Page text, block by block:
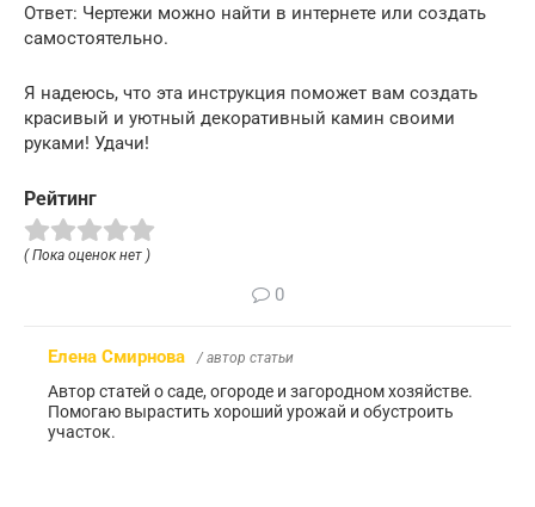
Ответ: Чертежи можно найти в интернете или создать
самостоятельно.
Я надеюсь, что эта инструкция поможет вам создать
красивый и уютный декоративный камин своими
руками! Удачи!
Рейтинг
( Пока оценок нет )
0
Елена Смирнова / автор статьи
Автор статей о саде, огороде и загородном хозяйстве.
Помогаю вырастить хороший урожай и обустроить
участок.